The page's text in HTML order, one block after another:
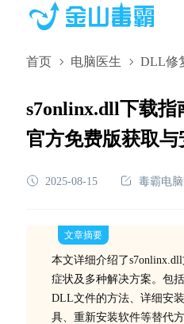
首页 电脑医生 DLL修
s7onlinx.dll下载指
官方免费版获取与
2025-08-15 毒霸电
文章摘要
本文详细介绍了
症状及多种解决方案。包
DLL文件的方法、详细安
具、重新安装软件等替代